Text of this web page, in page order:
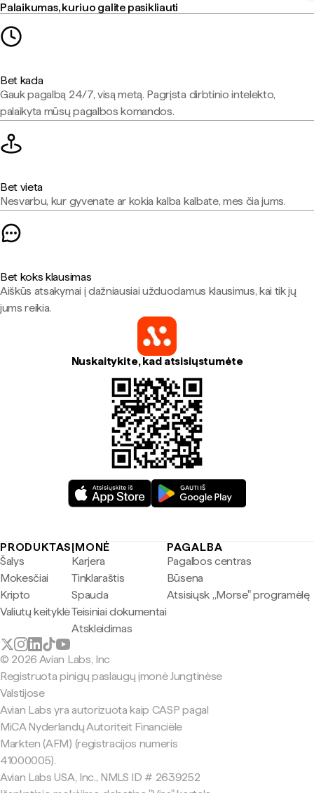
Palaikumas, kuriuo galite pasikliauti
Bet kada
Gauk pagalbą 24/7, visą metą. Pagrįsta dirbtinio intelekto,
palaikyta mūsų pagalbos komandos.
Bet vieta
Nesvarbu, kur gyvenate ar kokia kalba kalbate, mes čia jums.
Bet koks klausimas
Aiškūs atsakymai į dažniausiai užduodamus klausimus, kai tik jų
jums reikia.
Nuskaitykite, kad atsisiųstumėte
PRODUKTAS
Šalys
Mokesčiai
Kripto
Valiutų keityklė
ĮMONĖ
Karjera
Tinklaraštis
Spauda
Teisiniai dokumentai
Atskleidimas
PAGALBA
Pagalbos centras
Būsena
Atsisiųsk „Morse" programėlę
© 2026 Avian Labs, Inc
Registruota pinigų paslaugų įmonė Jungtinėse
Valstijose
Avian Labs yra autorizuota kaip CASP pagal
MiCA Nyderlandų Autoriteit Financiële
Markten (AFM) (registracijos numeris
41000005).
Avian Labs USA, Inc., NMLS ID # 2639252